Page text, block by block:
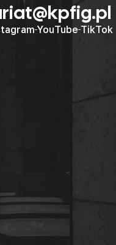
YouTube TikTok